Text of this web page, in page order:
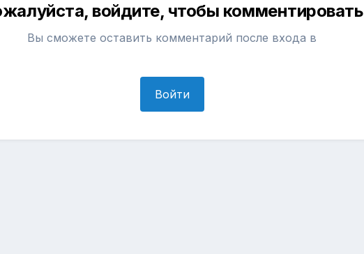
войдите, чтобы комментировать
Вы сможете оставить комментарий после входа в
Войти